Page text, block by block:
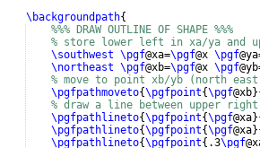
\backgroundpath{
%%% DRAW OUTLINE OF SHAPE %%%
% store lower left in xa/ya and
\southwest \pgf@xa=\pgf@x \pgf
\northeast \pgf@xb=\pgf@x \pgf
% move to point xb/yb (north
\pgfpathmoveto{\pgfpoint{\pgf@xb}
% draw a line between upper
\pgfpathlineto{\pgfpoint{\pgf@xa}
\pgfpathlineto{\pgfpoint{\pgf@xa}
\pgfpathlineto{\pgfpoint{ .3\pgf